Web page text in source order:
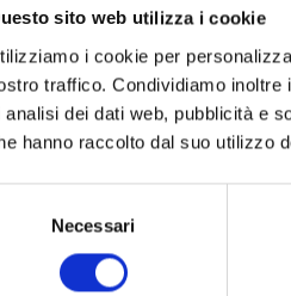
sito web utilizza i cookie
i cookie per
traffico. Condividiamo
analisi dei dati web, pubblicità e
hanno raccolto dal suo utilizzo
Necessari